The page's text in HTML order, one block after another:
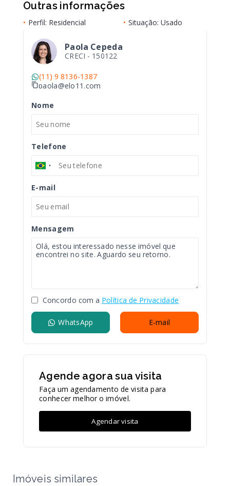
Outras informações
• Perfil: Residencial • Situação: Usado
Paola Cepeda
CRECI - 150122
(11) 9 8136-1387
paola@elo11.com
Nome
Telefone
E-mail
Mensagem
Concordo com a Política de Privacidade
WhatsApp E-mail
Agende agora sua visita
Faça um agendamento de visita para
conhecer melhor o imóvel.
Agendar visita
Imóveis similares